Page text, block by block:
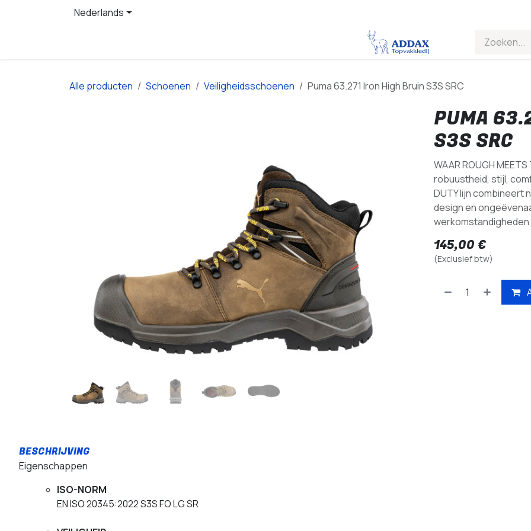
Overslaan naar inhoudNederlands
Alle producten Schoenen Veiligheidsschoenen Puma 63.271 Iron High Bruin S3S SRC
PUMA
S3S SRC
WAAR ROUGH
robuustheid, stijl,
DUTY lijn combineert
design en
145,00 €
(Exclusief btw)
Eigenschappen
ISO-NORM
EN ISO 20345:2022 S3S FO LG SR